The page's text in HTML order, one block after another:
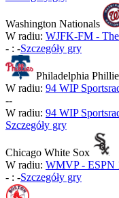
Washington Nationals
W radiu: WJFK-FM -
- : -Szczegóły gry
Philadelphia
W radiu: 94 WIP
--
W radiu: 94 WIP
Szczegóły gry
Chicago White Sox
W radiu: WMVP - ESPN
- : -Szczegóły gry